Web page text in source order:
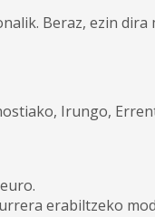
Beraz, ezin
Irungo,
erabiltzeko